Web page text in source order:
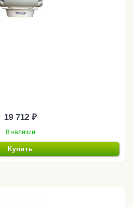
19 712 ₽
В наличии
Купить